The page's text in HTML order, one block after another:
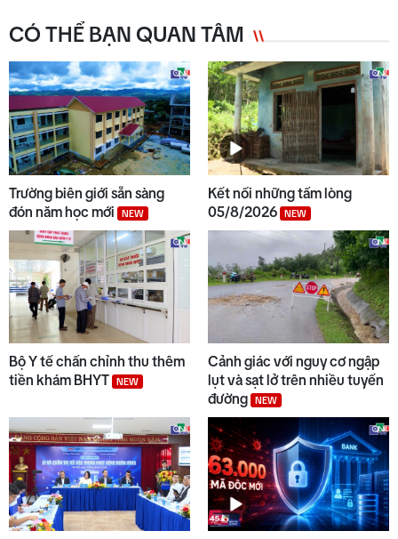
CÓ THỂ BẠN QUAN TÂM
Trường biên giới sẵn sàng
đón năm học mới
NEW
Kết nối những tấm lòng
05/8/2026
NEW
Bộ Y tế chấn chỉnh thu thêm
tiền khám BHYT
NEW
Cảnh giác với nguy cơ ngập
lụt và sạt lở trên nhiều tuyến
đường
NEW